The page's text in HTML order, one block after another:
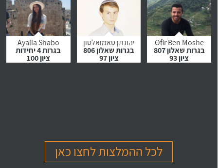
לחץ לצפייה
בהמלצה
לחץ לצפייה
בהמלצה
לחץ לצפייה
בהמלצה
Ofir Ben Moshe
בגרות שאלון 807
ציון 93
יהונתן סאמואלסון
בגרות שאלון 806
ציון 97
Ayalla Shabo
בגרות 4 יחידות
ציון 100
לחץ לצפייה לחץ לצפייה לחץ לצפייה
לכל ההמלצות לחצו כאן